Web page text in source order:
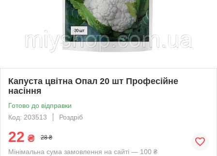
Капуста цвітна Опал 20 шт Професійне
насіння
Готово до відправки
Код: 203513
Роздріб
22 ₴ 28 ₴
Мінімальна сума замовлення на сайті — 100 ₴